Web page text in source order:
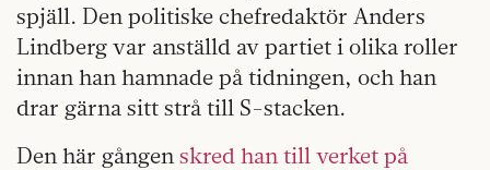
spjäll. Den politiske chefredaktör Anders
Lindberg var anställd av partiet i olika roller
innan han hamnade på tidningen, och han
drar gärna sitt strå till S-stacken.
Den här gången skred han till verket på